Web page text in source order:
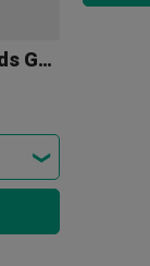
CBD-Blüten Small Buds Gorilla Grillz